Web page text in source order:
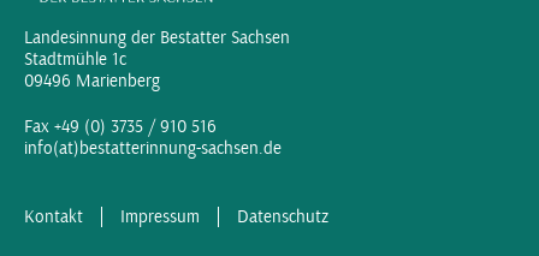
Landesinnung der Bestatter Sachsen
Stadtmühle 1c
09496 Marienberg
Fax +49 (0) 3735 / 910 516
info(at)bestatterinnung-sachsen.de
Kontakt Impressum Datenschutz